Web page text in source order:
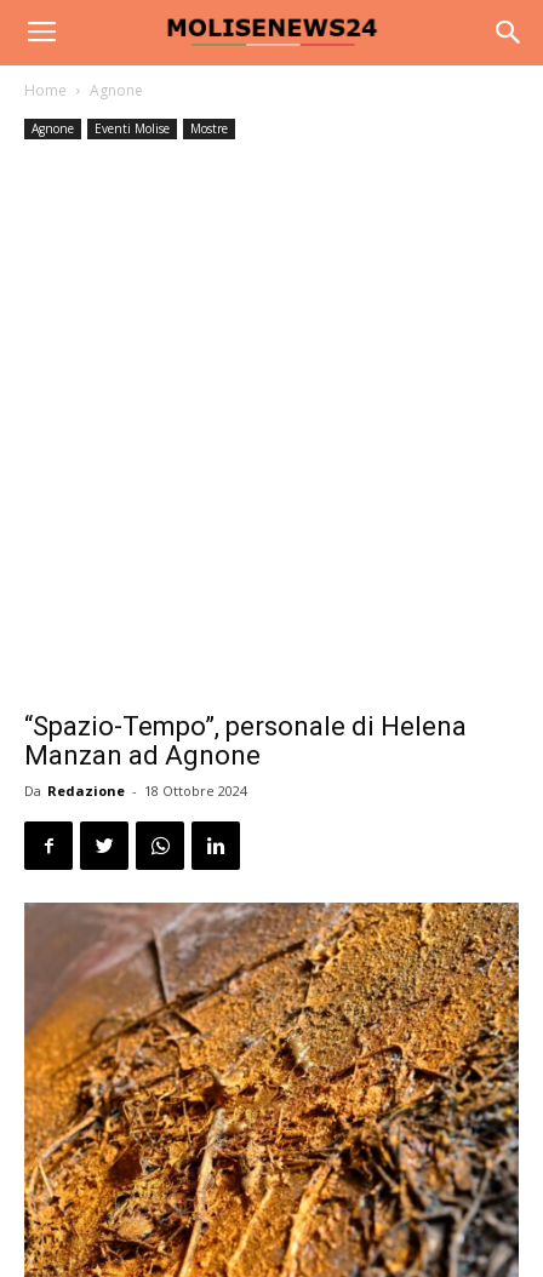
Home Agnone
Agnone Eventi Molise Mostre
“Spazio-Tempo”, personale di Helena
Manzan ad Agnone
Da Redazione - 18 Ottobre 2024